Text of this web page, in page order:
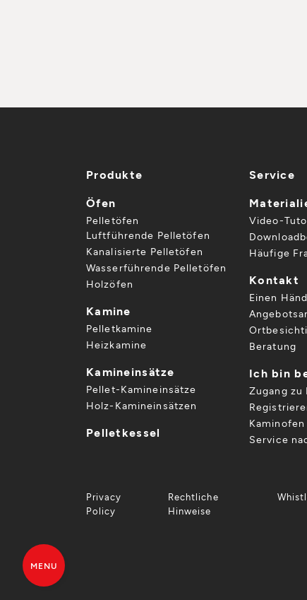
Produkte
Öfen
Pelletöfen
Luftführende Pelletöfen
Kanalisierte Pelletöfen
Wasserführende Pelletöfen
Holzöfen
Kamine
Pelletkamine
Heizkamine
Kamineinsätze
Pellet-Kamineinsätze
Holz-Kamineinsätzen
Pelletkessel
Service
Video-
Häufige
Kontakt
Einen
Beratung
Ich bin
Zugang zu
Service
Privacy
Policy
Rechtliche
Hinweise
MENU